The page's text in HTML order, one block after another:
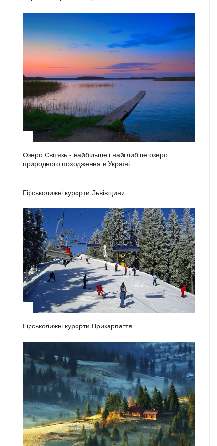
Озеро Світязь - найбільше і найглибше озеро
природного походження в Україні
Гірськолижні курорти Львівщини
Гірськолижні курорти Прикарпаття